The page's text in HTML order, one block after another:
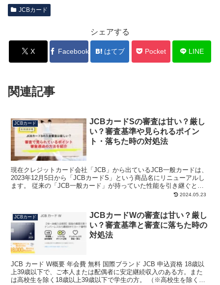
JCBカード
シェアする
X Facebook はてブ Pocket LINE
関連記事
JCBカード
JCBカードSの審査は甘い？厳し
い？審査基準や見られるポイン
ト・落ちた時の対処法
現在クレジットカード会社「JCB」から出ているJCB一般カードは、
2023年12月5日から「JCBカードS」という商品名にリニューアルし
ます。 従来の「JCB一般カード」が持っていた性能を引き継ぐと同
2024.05.23
JCBカード
JCBカードWの審査は甘い？厳し
い？審査基準と審査に落ちた時の
対処法
JCB カード W概要 年会費 無料 国際ブランド JCB 申込資格 18歳以
上39歳以下で、ご本人または配偶者に安定継続収入のある方。また
は高校生を除く18歳以上39歳以下で学生の方。 （※高校生を除く）